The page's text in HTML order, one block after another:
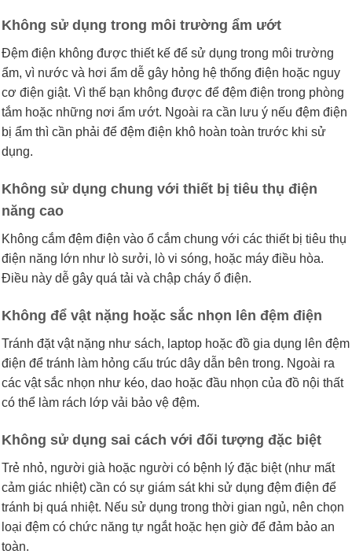
Không sử dụng trong môi trường ẩm ướt
Đệm điện không được thiết kế để sử dụng trong môi trường
ẩm, vì nước và hơi ẩm dễ gây hỏng hệ thống điện hoặc nguy
cơ điện giật. Vì thế bạn không được để đệm điện trong phòng
tắm hoặc những nơi ẩm ướt. Ngoài ra cần lưu ý nếu đệm điện
bị ẩm thì cần phải để đệm điện khô hoàn toàn trước khi sử
dụng.
Không sử dụng chung với thiết bị tiêu thụ điện
năng cao
Không cắm đệm điện vào ổ cắm chung với các thiết bị tiêu thụ
điện năng lớn như lò sưởi, lò vi sóng, hoặc máy điều hòa.
Điều này dễ gây quá tải và chập cháy ổ điện.
Không để vật nặng hoặc sắc nhọn lên đệm điện
Tránh đặt vật nặng như sách, laptop hoặc đồ gia dụng lên đệm
điện để tránh làm hỏng cấu trúc dây dẫn bên trong. Ngoài ra
các vật sắc nhọn như kéo, dao hoặc đầu nhọn của đồ nội thất
có thể làm rách lớp vải bảo vệ đệm.
Không sử dụng sai cách với đối tượng đặc biệt
Trẻ nhỏ, người già hoặc người có bệnh lý đặc biệt (như mất
cảm giác nhiệt) cần có sự giám sát khi sử dụng đệm điện để
tránh bị quá nhiệt. Nếu sử dụng trong thời gian ngủ, nên chọn
loại đệm có chức năng tự ngắt hoặc hẹn giờ để đảm bảo an
toàn.